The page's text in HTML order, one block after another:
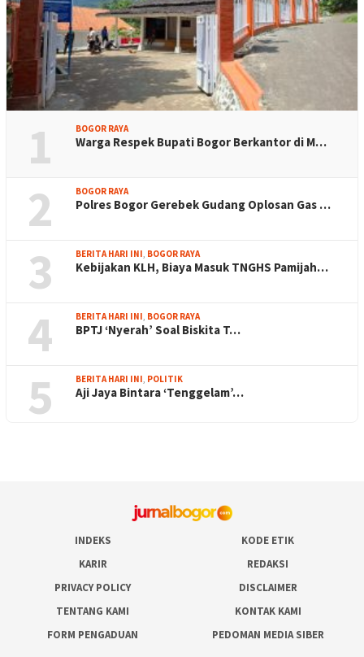
1 BOGOR RAYA
Warga Respek Bupati Bogor Berkantor di M…
2 BOGOR RAYA
Polres Bogor Gerebek Gudang Oplosan Gas …
3 BERITA HARI INI BOGOR RAYA
Kebijakan KLH, Biaya Masuk TNGHS Pamijah…
4 BERITA HARI INI BOGOR RAYA
BPTJ ‘Nyerah’ Soal Biskita T…
5 BERITA HARI INI POLITIK
Aji Jaya Bintara ‘Tenggelam’…
INDEKS
KODE ETIK
KARIR
REDAKSI
PRIVACY POLICY
DISCLAIMER
TENTANG KAMI
KONTAK KAMI
FORM PENGADUAN
PEDOMAN MEDIA SIBER